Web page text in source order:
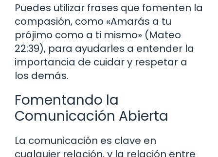
Puedes utilizar frases que fomenten la
compasión, como «Amarás a tu
prójimo como a ti mismo» (Mateo
22:39), para ayudarles a entender la
importancia de cuidar y respetar a
los demás.
Fomentando la
Comunicación Abierta
La comunicación es clave en
cualquier relación, y la relación entre